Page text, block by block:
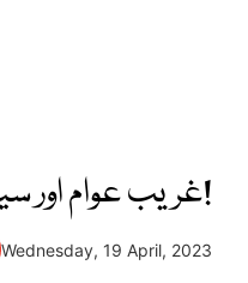
غریب عوام اور سیاستدانوں کی لڑائیاں!
Wednesday, 19 April, 2023